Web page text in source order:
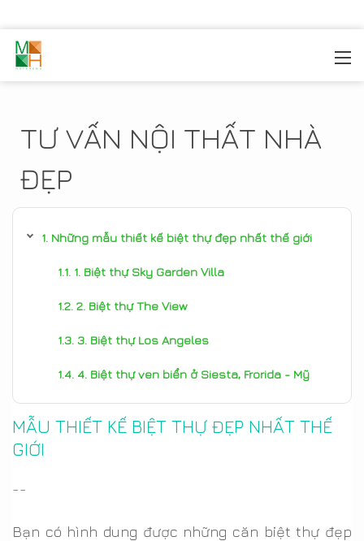
TƯ VẤN NỘI THẤT NHÀ
ĐẸP
Những mẫu thiết kế biệt thự đẹp nhất thế giới
1. Biệt thự Sky Garden Villa
2. Biệt thự The View
3. Biệt thự Los Angeles
4. Biệt thự ven biển ở Siesta, Frorida - Mỹ
MẪU THIẾT KẾ BIỆT THỰ ĐẸP NHẤT THẾ
GIỚI
--
Bạn có hình dung được những căn biệt thự đẹp